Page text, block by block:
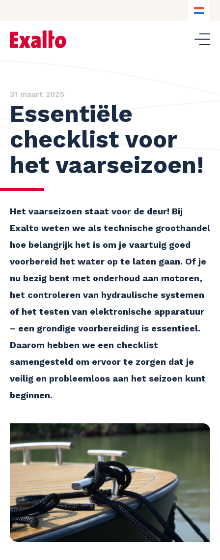
NL
31 maart 2025
Essentiële
checklist voor
het vaarseizoen!
Het vaarseizoen staat voor de deur! Bij
Exalto weten we als technische groothandel
hoe belangrijk het is om je vaartuig goed
voorbereid het water op te laten gaan. Of je
nu bezig bent met onderhoud aan motoren,
het controleren van hydraulische systemen
of het testen van elektronische apparatuur
– een grondige voorbereiding is essentieel.
Daarom hebben we een checklist
samengesteld om ervoor te zorgen dat je
veilig en probleemloos aan het seizoen kunt
beginnen.